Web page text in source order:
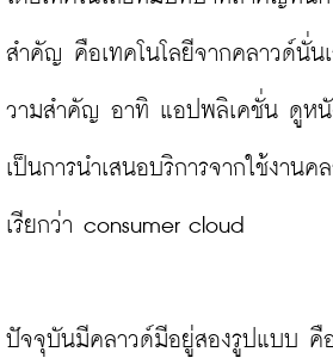
สำคัญ คือเทคโนโลยีจากคลาวด์นั่น
วามสำคัญ อาทิ แอปพลิเคชั่น ดูหนั
เป็นการนำเสนอบริการจากใช้งาน
เรียกว่า consumer cloud
ปัจจุบันมีคลาวด์มีอยู่สองรูปแบบ คื